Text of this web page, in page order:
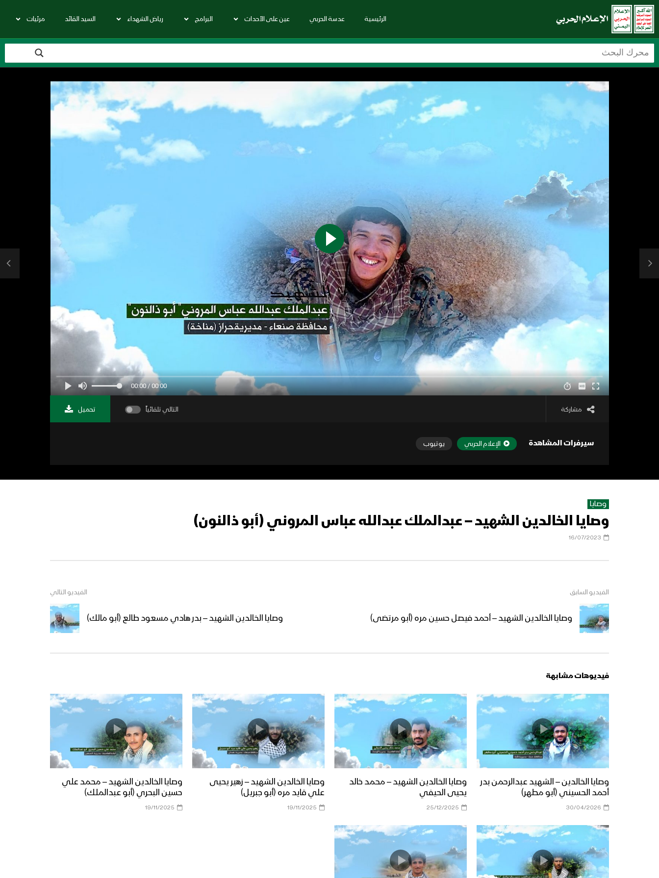
الرئيسية عدسة الحربي عين على الأحداث البرامج رياض الشهداء السيد القائد مرئيات
00:00 / 00:00
مشاركة التالي تلقائياً تحميل
سيرفرات المشاهدة الإعلام الحربي يوتيوب
وصايا
وصايا الخالدين الشهيد – عبدالملك عبدالله عباس المروني (أبو ذالنون)
16/07/2023
الفيديو السابق
وصايا الخالدين الشهيد – أحمد فيصل حسين مره (أبو مرتضى)
الفيديو التالي
وصايا الخالدين الشهيد – بدر هادي مسعود طالع (أبو مالك)
فيديوهات مشابهة
وصايا الخالدين – الشهيد عبدالرحمن بدر
أحمد الحسيني (أبو مطهر)
30/04/2026
وصايا الخالدين الشهيد – محمد خالد
يحيى الحيفي
25/12/2025
وصايا الخالدين الشهيد – زهير يحيى
علي قايد مره (أبو جبريل)
19/11/2025
وصايا الخالدين الشهيد – محمد علي
حسين البحري (أبو عبدالملك)
19/11/2025